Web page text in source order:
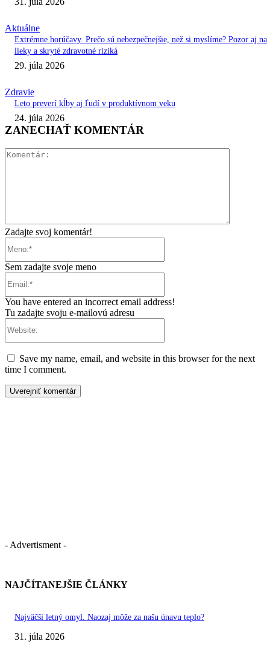
Aktuálne
Extrémne horúčavy. Prečo sú nebezpečnejšie, než si myslíme? Pozor aj na
lieky a skryté zdravotné riziká
29. júla 2026
Zdravie
Leto preverí kĺby aj ľudí v produktívnom veku
24. júla 2026
ZANECHAŤ KOMENTÁR
Zadajte svoj komentár!
Sem zadajte svoje meno
You have entered an incorrect email address!
Tu zadajte svoju e-mailovú adresu
Save my name, email, and website in this browser for the next
time I comment.
- Advertisment -
NAJČÍTANEJŠIE ČLÁNKY
Najväčší letný omyl. Naozaj môže za našu únavu teplo?
31. júla 2026